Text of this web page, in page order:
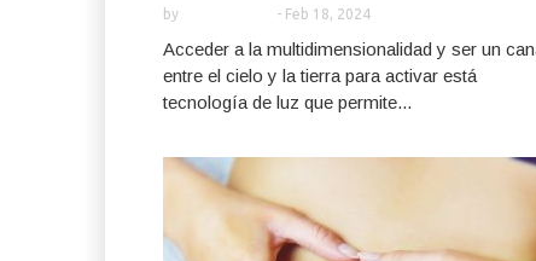
by - Feb 18, 2024
Acceder a la multidimensionalidad y ser un
entre el cielo y la tierra para activar está
tecnología de luz que permite...